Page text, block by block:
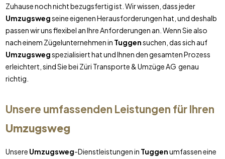
Zuhause noch nicht bezugsfertig ist. Wir wissen, dass jeder
Umzugswegseine eigenen Herausforderungen hat, und deshalb
passen wir uns flexibel an Ihre Anforderungen an. Wenn Sie also
nach einem Zügelunternehmen in Tuggensuchen, das sich auf
Umzugswegspezialisiert hat und Ihnen den gesamten Prozess
erleichtert, sind Sie bei Züri Transporte & Umzüge AG genau
richtig.
Unsere umfassenden Leistungen für Ihren
Umzugsweg
Unsere Umzugsweg-Dienstleistungen in Tuggenumfassen eine